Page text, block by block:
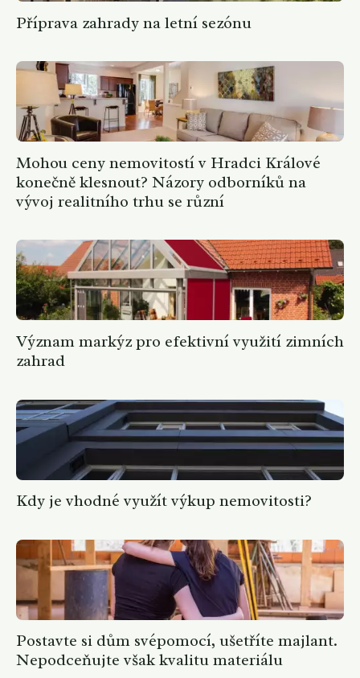
Příprava zahrady na letní sezónu
Mohou ceny nemovitostí v Hradci Králové
konečně klesnout? Názory odborníků na
vývoj realitního trhu se různí
Význam markýz pro efektivní využití zimních
zahrad
Kdy je vhodné využít výkup nemovitosti?
Postavte si dům svépomocí, ušetříte majlant.
Nepodceňujte však kvalitu materiálu